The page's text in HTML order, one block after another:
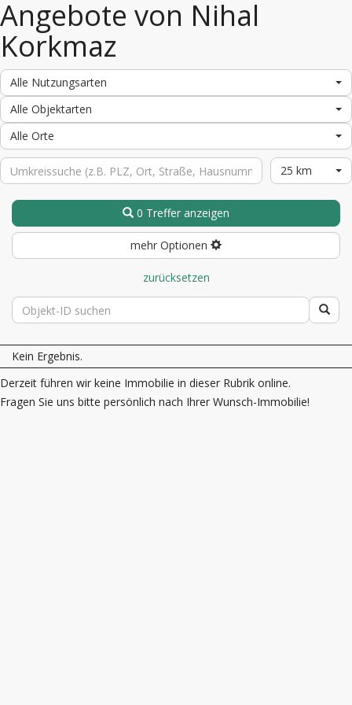
Angebote von Nihal
Korkmaz
Alle Nutzungsarten
Alle Objektarten
Alle Orte
25 km
0 Treffer anzeigen
mehr Optionen
zurücksetzen
Kein Ergebnis.
Derzeit führen wir keine Immobilie in dieser Rubrik online.
Fragen Sie uns bitte persönlich nach Ihrer Wunsch-Immobilie!